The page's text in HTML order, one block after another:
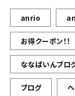
anrio
お得クーポン！！
ななぱいんブロ
ブログ